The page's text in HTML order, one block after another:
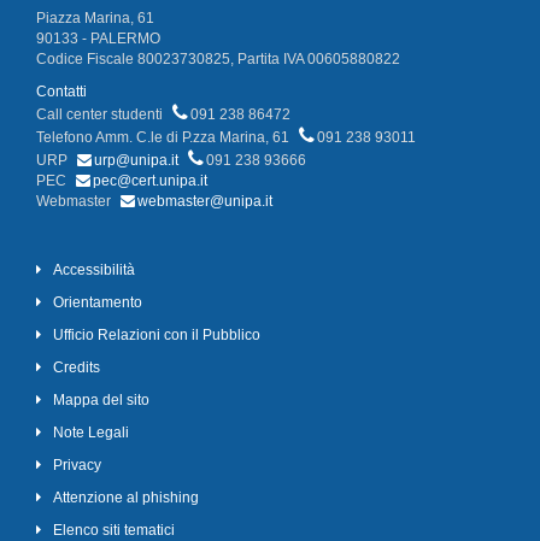
Piazza Marina, 61
90133 - PALERMO
Codice Fiscale 80023730825, Partita IVA 00605880822
Contatti
Call center studenti
091 238 86472
Telefono Amm. C.le di P.zza Marina, 61
091 238 93011
URP
urp@unipa.it
091 238 93666
PEC
pec@cert.unipa.it
Webmaster
webmaster@unipa.it
Accessibilità
Orientamento
Ufficio Relazioni con il Pubblico
Credits
Mappa del sito
Note Legali
Privacy
Attenzione al phishing
Elenco siti tematici